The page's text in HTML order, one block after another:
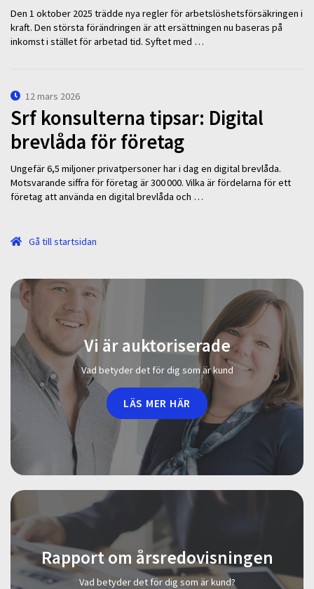
Den 1 oktober 2025 trädde nya regler för arbetslöshetsförsäkringen i
kraft. Den största förändringen är att ersättningen nu baseras på
inkomst i stället för arbetad tid. Syftet med …
12 mars 2026
Srf konsulterna tipsar: Digital
brevlåda för företag
Ungefär 6,5 miljoner privatpersoner har i dag en digital brevlåda.
Motsvarande siffra för företag är 300 000. Vilka är fördelarna för ett
företag att använda en digital brevlåda och …
Gå till startsidan
Vi är auktoriserade
Vad betyder det för dig som är kund
LÄS MER HÄR
Rapport om årsredovisningen
Vad betyder det för dig som är kund?